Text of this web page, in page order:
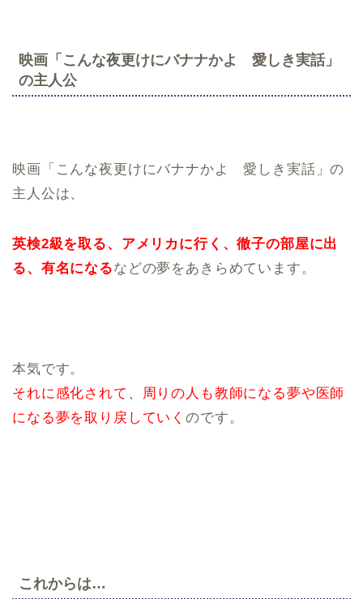
映画「こんな夜更けにバナナかよ 愛しき実話」
の主人公
映画「こんな夜更けにバナナかよ 愛しき実話」の
主人公は、
英検2級を取る、アメリカに行く、徹子の部屋に出
る、有名になるなどの夢をあきらめています。
本気です。
それに感化されて、周りの人も教師になる夢や医師
になる夢を取り戻していくのです。
これからは…